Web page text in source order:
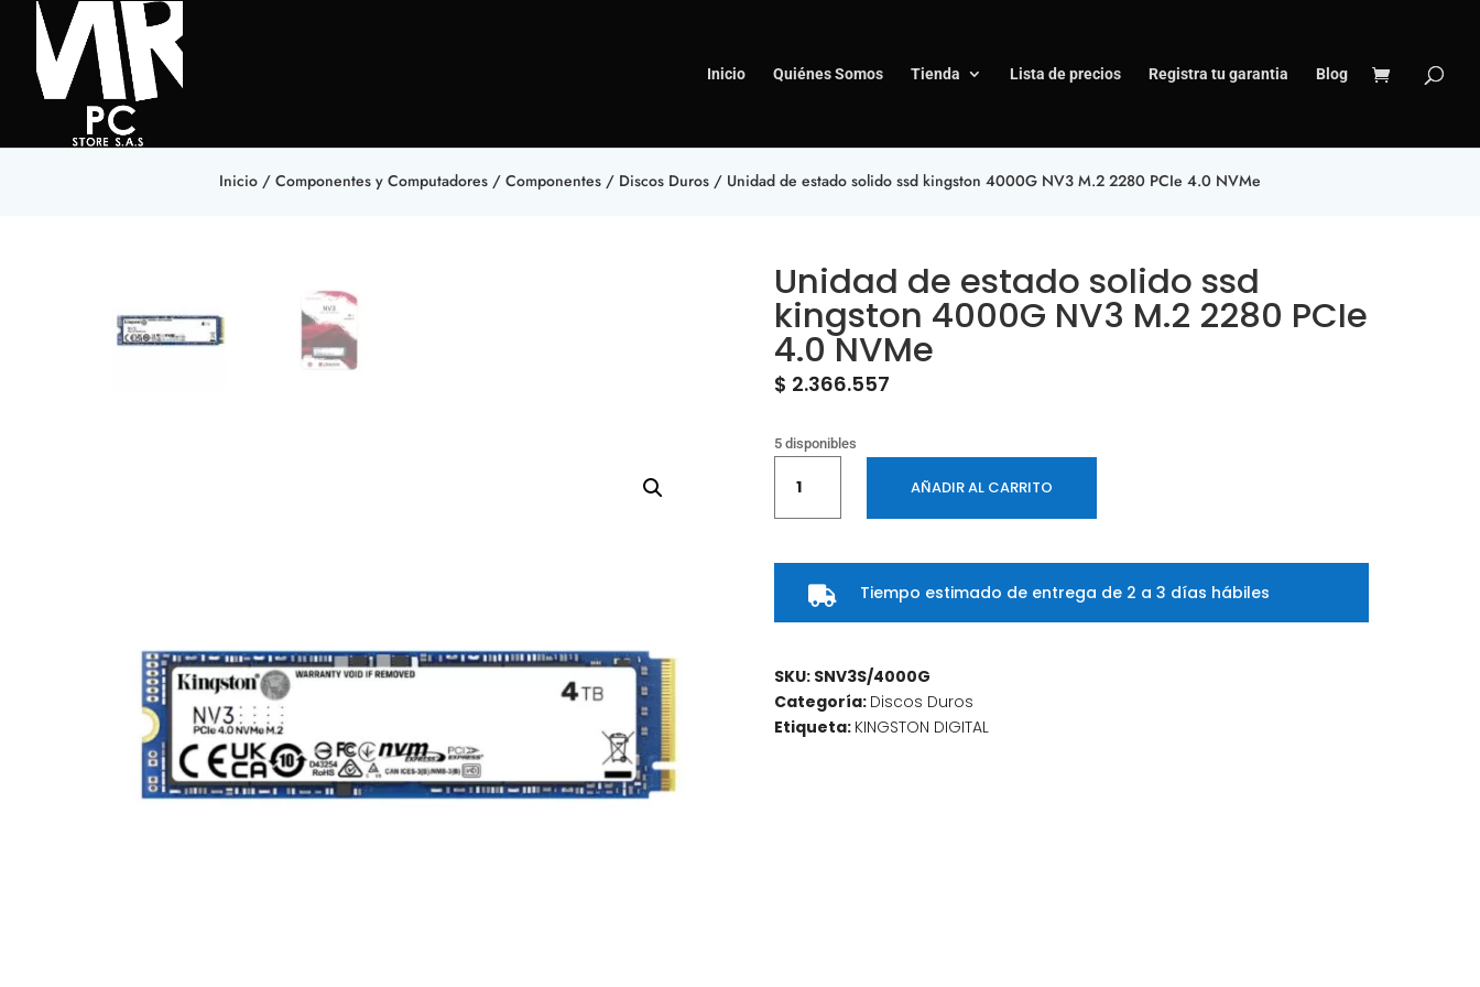
Inicio Quiénes Somos Tienda Lista de precios Registra tu garantia Blog
Inicio / Componentes y Computadores / Componentes / Discos Duros / Unidad de estado solido ssd kingston 4000G NV3 M.2 2280 PCIe 4.0 NVMe
Unidad de estado solido ssd
kingston 4000G NV3 M.2 2280 PCIe
4.0 NVMe
$ 2.366.557
5 disponibles
estado
ssd
kingston
4000G
M.2
2280
PCIe
AÑADIR AL CARRITO
 Tiempo estimado de entrega de 2 a 3 días hábiles
SKU: SNV3S/4000G
Categoría: Discos Duros
Etiqueta: KINGSTON DIGITAL